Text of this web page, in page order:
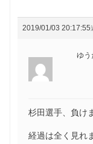
2019/01/03 20:17:55
ゆう
杉田選手、負け
経過は全く見れ